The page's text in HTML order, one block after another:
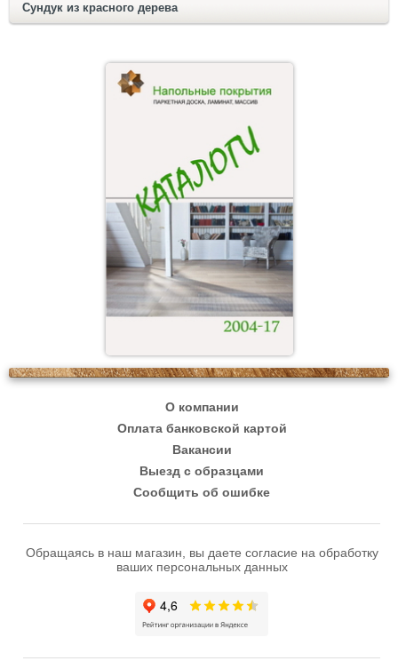
Сундук из красного дерева
О компании
Оплата банковской картой
Вакансии
Выезд с образцами
Сообщить об ошибке
Обращаясь в наш магазин, вы даете согласие на обработку
ваших персональных данных